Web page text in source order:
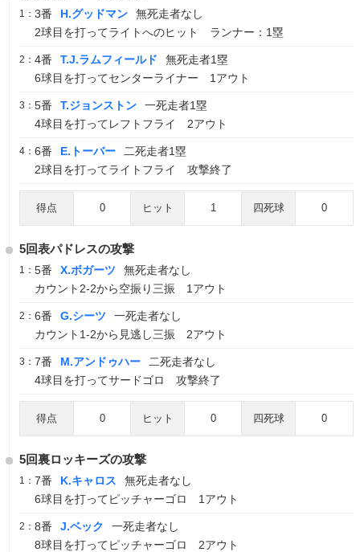
1： 3番 H.グッドマン
無死走者なし
2球目を打ってライトへのヒット ランナー：1塁
2： 4番 T.J.ラムフィールド
無死走者1塁
6球目を打ってセンターライナー 1アウト
3： 5番 T.ジョンストン
一死走者1塁
4球目を打ってレフトフライ 2アウト
4： 6番 E.トーバー
二死走者1塁
2球目を打ってライトフライ 攻撃終了
得点 0 ヒット 1 四死球 0
5回表パドレスの攻撃
1： 5番 X.ボガーツ
無死走者なし
カウント2-2から空振り三振 1アウト
2： 6番 G.シーツ
一死走者なし
カウント1-2から見逃し三振 2アウト
3： 7番 M.アンドゥハー
二死走者なし
4球目を打ってサードゴロ 攻撃終了
得点 0 ヒット 0 四死球 0
5回裏ロッキーズの攻撃
1： 7番 K.キャロス
無死走者なし
6球目を打ってピッチャーゴロ 1アウト
2： 8番 J.ベック
一死走者なし
8球目を打ってピッチャーゴロ 2アウト